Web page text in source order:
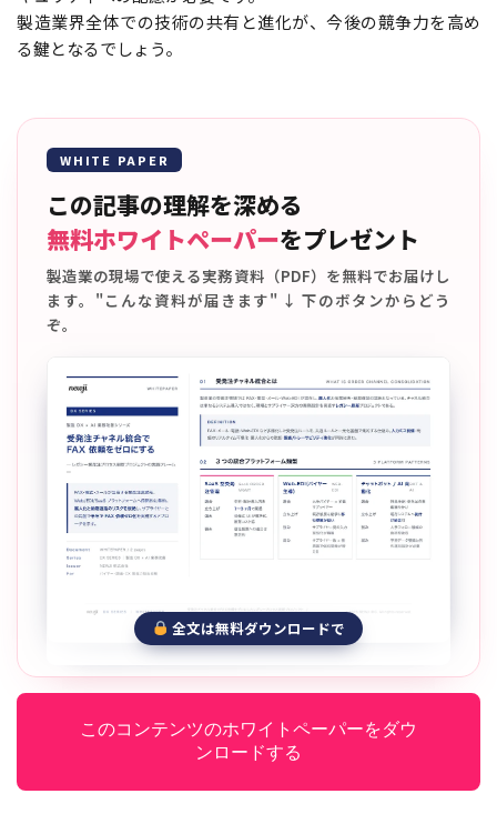
製造業界全体での技術の共有と進化が、今後の競争力を高め
る鍵となるでしょう。
WHITE PAPER
この記事の理解を深める
無料ホワイトペーパーをプレゼント
製造業の現場で使える実務資料（PDF）を無料でお届けし
ます。"こんな資料が届きます" ↓ 下のボタンからどう
ぞ。
全文は無料ダウンロードで
このコンテンツのホワイトペーパーをダウ
ンロードする